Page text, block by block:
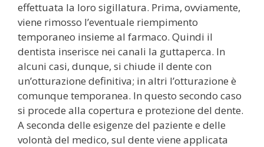
effettuata la loro sigillatura. Prima, ovviamente,
viene rimosso l’eventuale riempimento
temporaneo insieme al farmaco. Quindi il
dentista inserisce nei canali la guttaperca. In
alcuni casi, dunque, si chiude il dente con
un’otturazione definitiva; in altri l’otturazione è
comunque temporanea. In questo secondo caso
si procede alla copertura e protezione del dente.
A seconda delle esigenze del paziente e delle
volontà del medico, sul dente viene applicata